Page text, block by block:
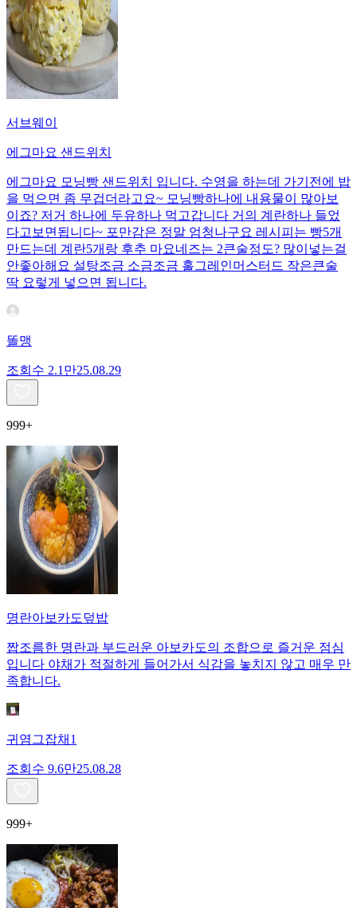
서브웨이
에그마요 샌드위치
에그마요 모닝빵 샌드위치 입니다. 수영을 하는데 가기전에 밥
을 먹으면 좀 무겁더라고요~ 모닝빵하나에 내용물이 많아보
이죠? 저거 하나에 두유하나 먹고갑니다 거의 계란하나 들었
다고보면됩니다~ 포만감은 정말 엄청나구요 레시피는 빵5개
만드는데 계란5개랑 후추 마요네즈는 2큰술정도? 많이넣는걸
안좋아해요 설탕조금 소금조금 홀그레인머스터드 작은큰술
딱 요렇게 넣으면 됩니다.
똘맹
조회수 2.1만25.08.29
999+
명란아보카도덮밥
짭조름한 명란과 부드러운 아보카도의 조합으로 즐거운 점심
입니다 야채가 적절하게 들어가서 식감을 놓치지 않고 매우 만
족합니다.
귀염그잡채1
조회수 9.6만25.08.28
999+